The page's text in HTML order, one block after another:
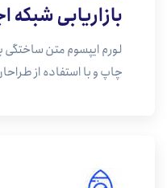
بازاریابی شبکه
لورم ایپسوم متن ساختگی
چاپ و با استفاده از